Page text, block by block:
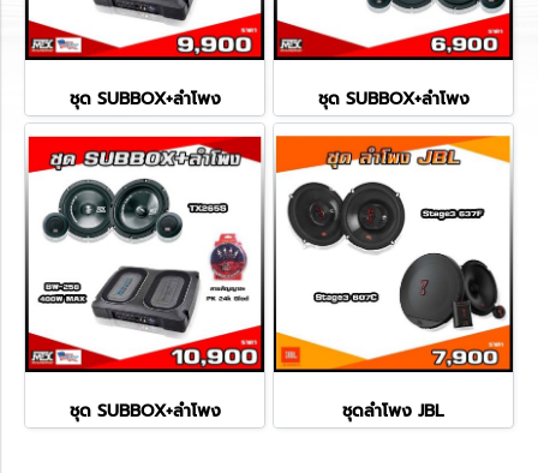
ชุด SUBBOX+ลำโพง ชุด SUBBOX+ลำโพง
ชุด SUBBOX+ลำโพง ชุดลำโพง JBL